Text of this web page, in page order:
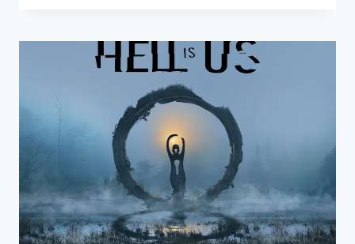
PRÄSENTIEREN:
SPONGEBOB
SCHWAMMKOPF:
PATRICK
STAR
SPIEL